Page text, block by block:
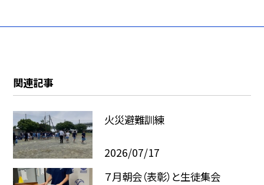
関連記事
火災避難訓練
2026/07/17
７月朝会（表彰）と生徒集会